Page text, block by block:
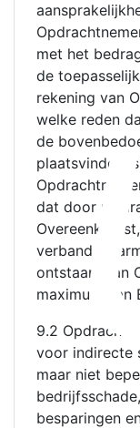
met het
de
rekening van
welke reden
de
plaatsvinden
dat door
verband
ontstaan, aan
maximum van
9.2
voor indirecte
maar niet
besparingen